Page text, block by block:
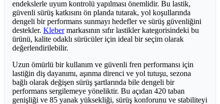
endekslerle uyum kontrolü yapılması önemlidir. Bu lastik,
güvenli sürüş katkısını ön planda tutarak, yol koşullarında
dengeli bir performans sunmayı hedefler ve sürüş güvenliğini
destekler. Klebermarkasının sıfır lastikler kategorisindeki bu
ürünü, kalite odaklı sürücüler için ideal bir seçim olarak
değerlendirilebilir.
Uzun ömürlü bir kullanım ve güvenli fren performansı için
lastiğin diş dayanımı, aşınma direnci ve yol tutuşu, sezona
bağlı olarak değişen sürüş şartlarında bile dengeli bir
performans sergilemeye yöneliktir. Bu açıdan 420 taban
genişliği ve 85 yanak yüksekliği, sürüş konforunu ve stabiliteyi